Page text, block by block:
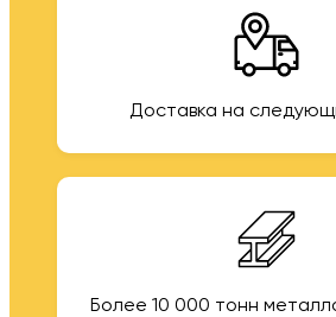
Доставка на
Более 10 000 тонн